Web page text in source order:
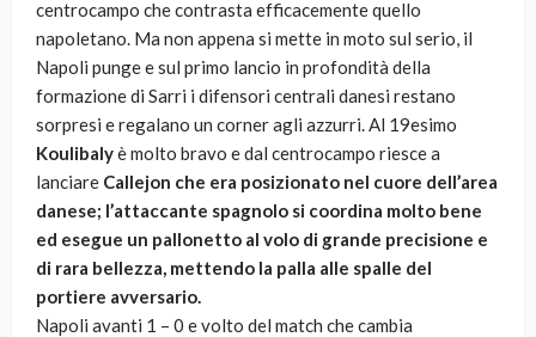
centrocampo che contrasta efficacemente quello
napoletano. Ma non appena si mette in moto sul serio, il
Napoli punge e sul primo lancio in profondità della
formazione di Sarri i difensori centrali danesi restano
sorpresi e regalano un corner agli azzurri. Al 19esimo
Koulibalyè molto bravo e dal centrocampo riesce a
lanciare Callejon che era posizionato nel cuore dell’area
danese; l’attaccante spagnolo si coordina molto bene
ed esegue un pallonetto al volo di grande precisione e
di rara bellezza, mettendo la palla alle spalle del
portiere avversario.
Napoli avanti 1 – 0 e volto del match che cambia